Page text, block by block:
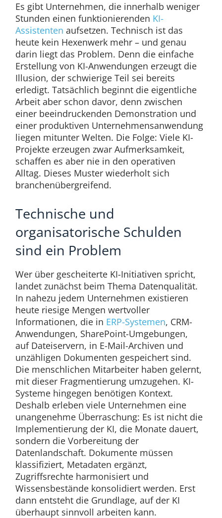
Es gibt Unternehmen, die innerhalb weniger
Stunden einen funktionierenden KI-
Assistenten aufsetzen. Technisch ist das
heute kein Hexenwerk mehr – und genau
darin liegt das Problem. Denn die einfache
Erstellung von KI-Anwendungen erzeugt die
Illusion, der schwierige Teil sei bereits
erledigt. Tatsächlich beginnt die eigentliche
Arbeit aber schon davor, denn zwischen
einer beeindruckenden Demonstration und
einer produktiven Unternehmensanwendung
liegen mitunter Welten. Die Folge: Viele KI-
Projekte erzeugen zwar Aufmerksamkeit,
schaffen es aber nie in den operativen
Alltag. Dieses Muster wiederholt sich
branchenübergreifend.
Technische und
organisatorische Schulden
sind ein Problem
Wer über gescheiterte KI-Initiativen spricht,
landet zunächst beim Thema Datenqualität.
In nahezu jedem Unternehmen existieren
heute riesige Mengen wertvoller
Informationen, die in ERP-Systemen, CRM-
Anwendungen, SharePoint-Umgebungen,
auf Dateiservern, in E-Mail-Archiven und
unzähligen Dokumenten gespeichert sind.
Die menschlichen Mitarbeiter haben gelernt,
mit dieser Fragmentierung umzugehen. KI-
Systeme hingegen benötigen Kontext.
Deshalb erleben viele Unternehmen eine
unangenehme Überraschung: Es ist nicht die
Implementierung der KI, die Monate dauert,
sondern die Vorbereitung der
Datenlandschaft. Dokumente müssen
klassifiziert, Metadaten ergänzt,
Zugriffsrechte harmonisiert und
Wissensbestände konsolidiert werden. Erst
dann entsteht die Grundlage, auf der KI
überhaupt sinnvoll arbeiten kann.